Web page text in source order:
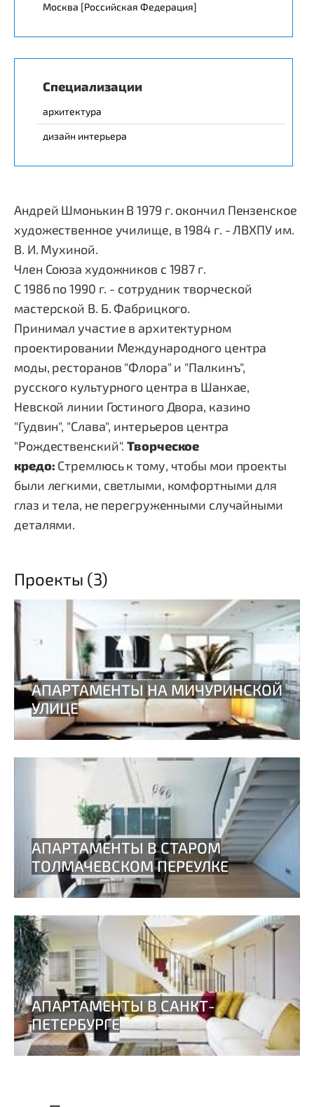
Москва [Российская Федерация]
Специализации
архитектура
дизайн интерьера
Андрей Шмонькин В 1979 г. окончил Пензенское
художественное училище, в 1984 г. - ЛВХПУ им.
В. И. Мухиной.
Член Союза художников с 1987 г.
С 1986 по 1990 г. - сотрудник творческой
мастерской В. Б. Фабрицкого.
Принимал участие в архитектурном
проектировании Международного центра
моды, ресторанов "Флора" и "Палкинъ",
русского культурного центра в Шанхае,
Невской линии Гостиного Двора, казино
"Гудвин", "Слава", интерьеров центра
"Рождественский".Творческое
кредо: Стремлюсь к тому, чтобы мои проекты
были легкими, светлыми, комфортными для
глаз и тела, не перегруженными случайными
деталями.
Проекты (3)